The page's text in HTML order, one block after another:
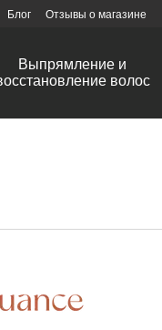
Блог Отзывы о магазине
Выпрямление и
волос